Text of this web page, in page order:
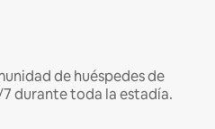
de huéspedes de
durante toda la estadía.